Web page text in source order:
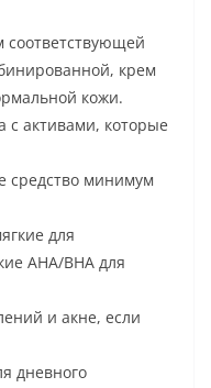
крем
кожи.
активами, которые
средство минимум
для
АНА/ВНА для
и акне, если
дневного